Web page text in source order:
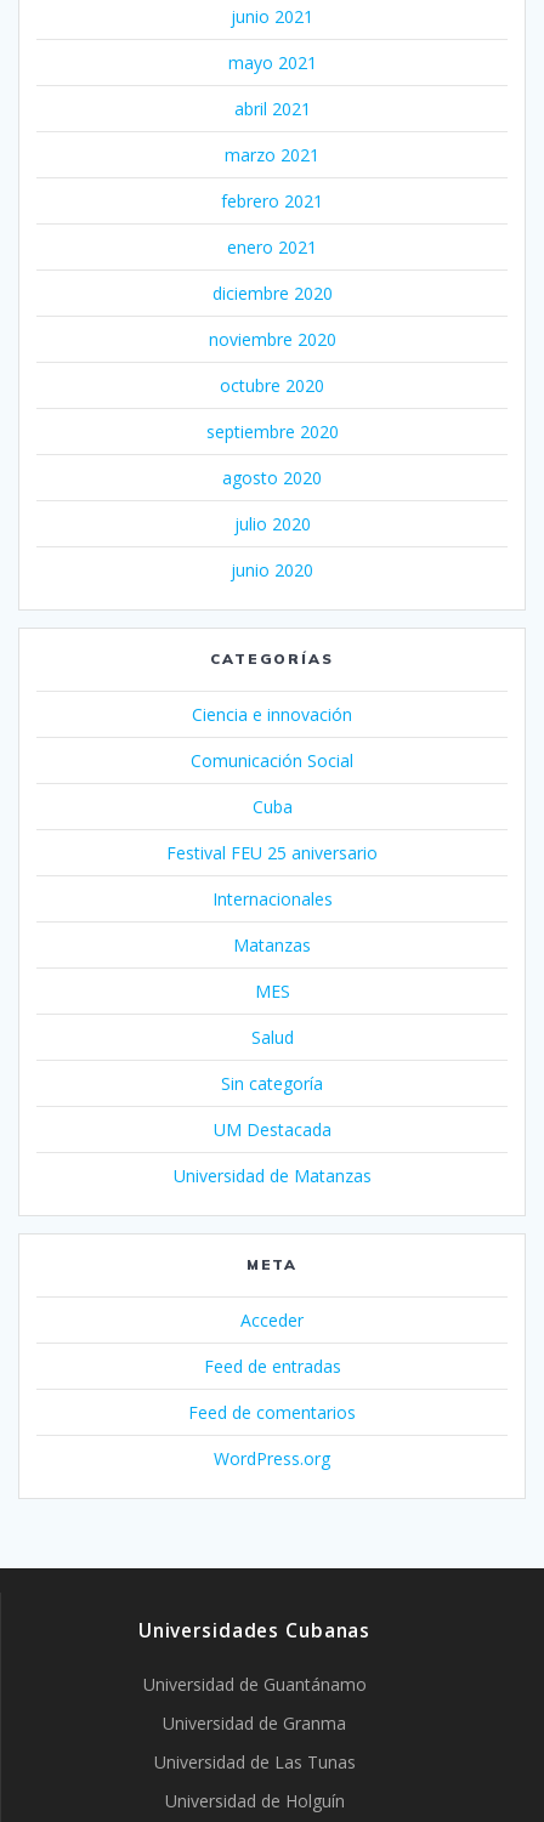
junio 2021
mayo 2021
abril 2021
marzo 2021
febrero 2021
enero 2021
diciembre 2020
noviembre 2020
octubre 2020
septiembre 2020
agosto 2020
julio 2020
junio 2020
CATEGORÍAS
Ciencia e innovación
Comunicación Social
Cuba
Festival FEU 25 aniversario
Internacionales
Matanzas
MES
Salud
Sin categoría
UM Destacada
Universidad de Matanzas
META
Acceder
Feed de entradas
Feed de comentarios
WordPress.org
Universidades Cubanas
Universidad de Guantánamo
Universidad de Granma
Universidad de Las Tunas
Universidad de Holguín